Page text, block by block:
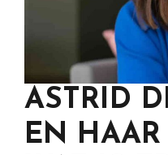
ASTRID
EN HAAR